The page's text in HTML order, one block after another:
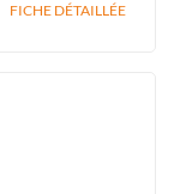
FICHE DÉTAILLÉE